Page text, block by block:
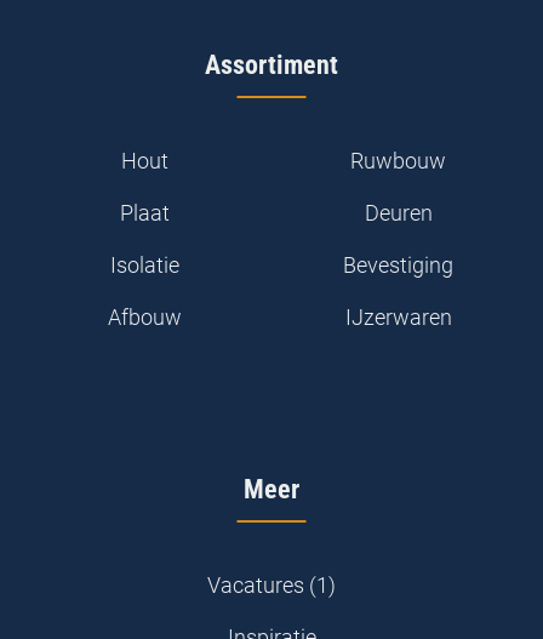
Assortiment
Hout
Plaat
Isolatie
Afbouw
Ruwbouw
Deuren
Bevestiging
IJzerwaren
Meer
Vacatures (1)